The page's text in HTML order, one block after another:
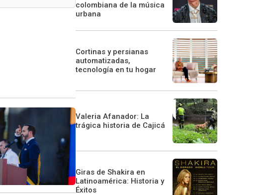
colombiana de la música
urbana
Cortinas y persianas
automatizadas,
tecnología en tu hogar
Valeria Afanador: La
trágica historia de Cajicá
Giras de Shakira en
Latinoamérica: Historia y
Éxitos